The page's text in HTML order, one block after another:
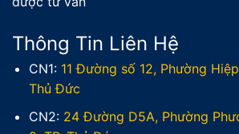
Thông Tin Liên Hệ
CN1: 11 Đường số 12, Phường
Thủ Đức
CN2: 24 Đường D5A, Phường